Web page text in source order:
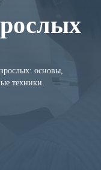
основы,
техники.